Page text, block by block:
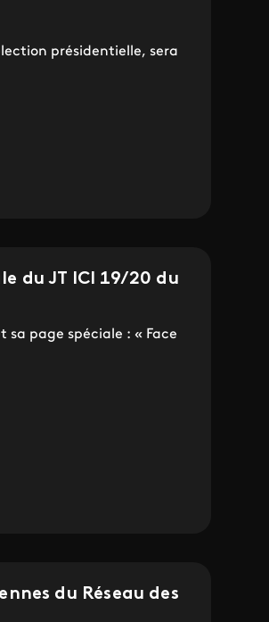
présidentielle, sera
du JT ICI 19/20 du
sa page spéciale : « Face
du Réseau des